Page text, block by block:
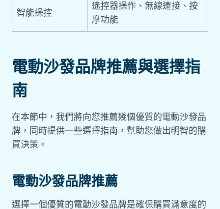
智能操控
遙控器操作、無線連接、按
摩功能
電動沙發品牌推薦與選擇指
南
在本節中，我們將向您推薦幾個優質的電動沙發品
牌，同時提供一些選擇指南，幫助您做出明智的購
買決策。
電動沙發品牌推薦
選擇一個優質的電動沙發品牌是確保購買滿意度的